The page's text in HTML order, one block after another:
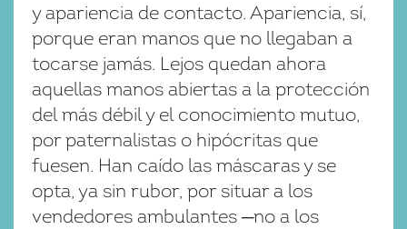
y apariencia de contacto. Apariencia, sí,
porque eran manos que no llegaban a
tocarse jamás. Lejos quedan ahora
aquellas manos abiertas a la protección
del más débil y el conocimiento mutuo,
por paternalistas o hipócritas que
fuesen. Han caído las máscaras y se
opta, ya sin rubor, por situar a los
vendedores ambulantes ─no a los